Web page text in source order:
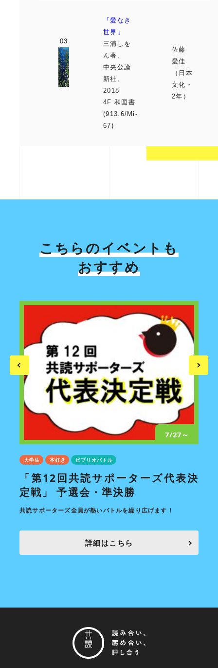
『愛なき
世界』
三浦しを
ん著,
中央公論
新社,
2018
4F 和図書
(913.6/Mi-
67)
佐藤
愛佳
（日本
文化・
2年）
こちらのイベントも
おすすめ
7/27～
大学生 本好き ビブリオバトル
「第12回共読サポーターズ代表決
定戦」 予選会・準決勝
共読サポーターズ全員が熱いバトルを繰り広げます！
詳細はこちら